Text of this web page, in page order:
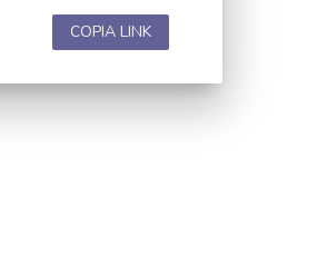
COPIA LINK